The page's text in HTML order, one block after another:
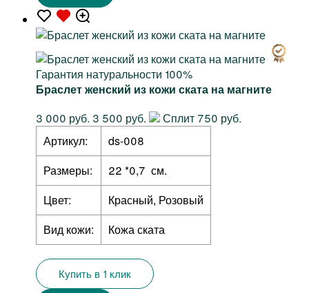
Гарантия натуральности 100%
Браслет женский из кожи ската на магните
3 000 руб. 3 500 руб.
Сплит 750 руб.
Артикул:
ds-008
Размеры:
22 *0,7 см.
Цвет:
Красный, Розовый
Вид кожи:
Кожа ската
Купить в 1 клик